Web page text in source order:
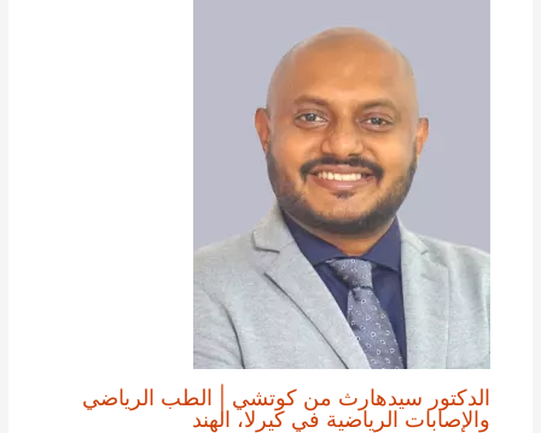
الدكتور سيدهارث من كوتشي | الطب الرياضي
والإصابات الرياضية في كيرلا، الهند